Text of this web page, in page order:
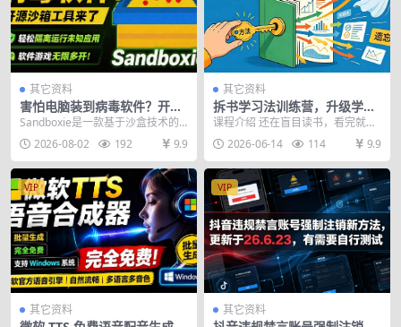
其它资料
害怕电脑装到病毒软件？开源
沙箱工具来了，轻松隔离运行
未知应用，还能软件游戏无限
多开！Sandboxie
Sandboxie是一款基于沙盒技术的
Windows 系统隔离软件，可在虚拟
环...2026-08-02 192 9.9
其它资料
拆书学习法训练营，升级学习
能力，构建知识体系，，告别
看完就忘的低效阅读
课程介绍 还在盲目读书，看完就
忘、无法落地，始终搭建不起属于
自己的知识体系？这套...
2026-06-14 114 9.9
VIP
其它资料
VIP
其它资料